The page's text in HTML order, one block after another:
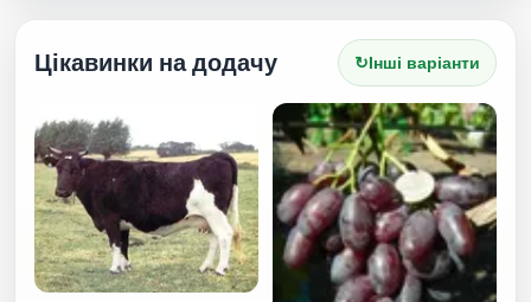
Цікавинки на додачу ↻Інші варіанти